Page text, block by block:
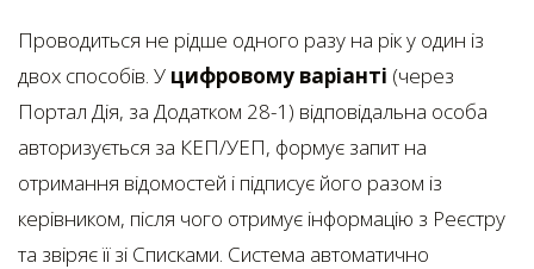
Проводиться не рідше одного разу на рік у один із
двох способів. У цифровому варіанті (через
Портал Дія, за Додатком 28-1) відповідальна особа
авторизується за КЕП/УЕП, формує запит на
отримання відомостей і підписує його разом із
керівником, після чого отримує інформацію з Реєстру
та звіряє її зі Списками. Система автоматично